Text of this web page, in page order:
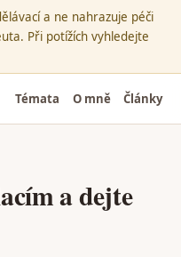
a ne nahrazuje péči
Při potížích vyhledejte
Témata O mně Články
a dejte